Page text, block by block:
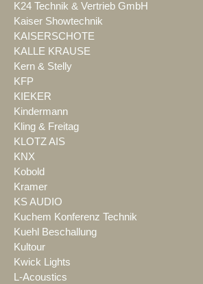
K24 Technik & Vertrieb GmbH
Kaiser Showtechnik
KAISERSCHOTE
KALLE KRAUSE
Kern & Stelly
KFP
KIEKER
Kindermann
Kling & Freitag
KLOTZ AIS
KNX
Kobold
Kramer
KS AUDIO
Kuchem Konferenz Technik
Kuehl Beschallung
Kultour
Kwick Lights
L-Acoustics